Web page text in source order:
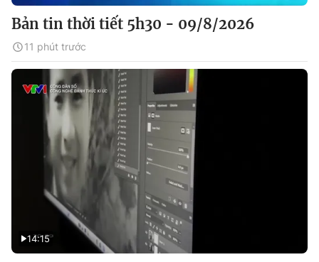
Bản tin thời tiết 5h30 - 09/8/2026
11 phút trước
14:15